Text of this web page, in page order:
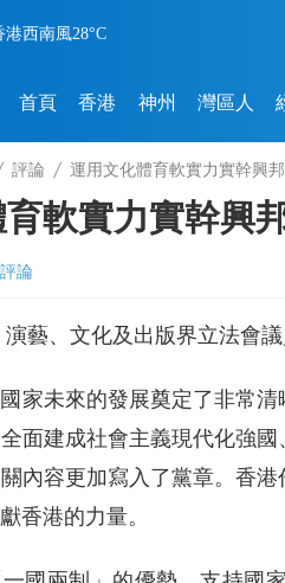
港西南風28°C
首頁 香港 神州 灣區人
評論 運用文化體育軟實力實幹興邦
軟實力實幹興
評論
藝、文化及出版界立法會議
家未來的發展奠定了非常
面建成社會主義現代化強
內容更加寫入了黨章。香
香港的力量。